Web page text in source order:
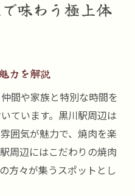
牛上カルビの特徴
カルビが人気の理由
和牛上カルビの部位
する方法
ングと黒川駅活用術
で失敗しないコツ
おすすめポイント
味わう極上体
力を解説
間や家族と特別な時間を
ています。黒川駅周辺は
囲気が魅力で、焼肉を楽
周辺にはこだわりの焼肉
方々が集うスポットとし